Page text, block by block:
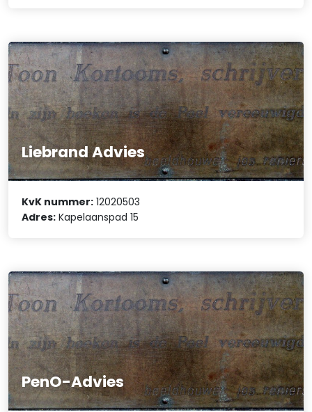
Liebrand Advies
KvK nummer: 12020503
Adres: Kapelaanspad 15
PenO-Advies